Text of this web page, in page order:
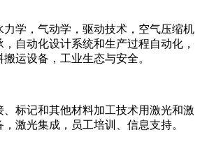
学，气动学，驱动技术，空气压缩机
自动化设计系统和生产过程自动化，
运设备，工业生态与安全。
标记和其他材料加工技术用激光和激
激光集成，员工培训、信息支持。